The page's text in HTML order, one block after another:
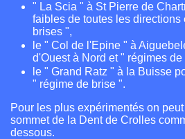
" La Scia " à St Pierre de
faibles de toutes les directions
brises ",
le " Col de l'Epine " à
d'Ouest à Nord et " régimes de
le " Grand Ratz " à la Buisse
" régime de brise ".
Pour les plus expérimentés on
sommet de la Dent de Crolles
dessous.